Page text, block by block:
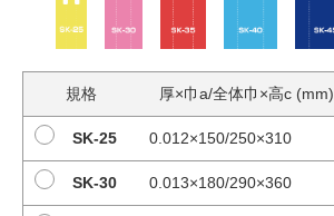
規格 厚×巾a/全体巾×高c (mm)
SK-25 0.012×150/250×310
SK-30 0.013×180/290×360